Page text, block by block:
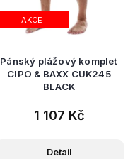
AKCE
Pánský plážový komplet
CIPO & BAXX CUK245
BLACK
1 107 Kč
Detail